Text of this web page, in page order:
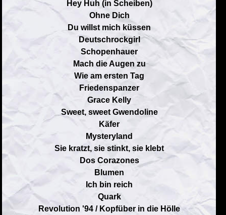
Hey Huh (in Scheiben)
Ohne Dich
Du willst mich küssen
Deutschrockgirl
Schopenhauer
Mach die Augen zu
Wie am ersten Tag
Friedenspanzer
Grace Kelly
Sweet, sweet Gwendoline
Käfer
Mysteryland
Sie kratzt, sie stinkt, sie klebt
Dos Corazones
Blumen
Ich bin reich
Quark
Revolution '94 / Kopfüber in die Hölle